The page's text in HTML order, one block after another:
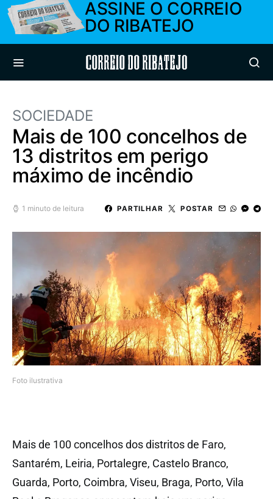
ASSINE O CORREIO
DO RIBATEJO
Correio do Ribatejo
SOCIEDADE
Mais de 100 concelhos de
13 distritos em perigo
máximo de incêndio
1 minuto de leitura PARTILHAR POSTAR
Foto ilustrativa
Mais de 100 concelhos dos distritos de Faro,
Santarém, Leiria, Portalegre, Castelo Branco,
Guarda, Porto, Coimbra, Viseu, Braga, Porto, Vila